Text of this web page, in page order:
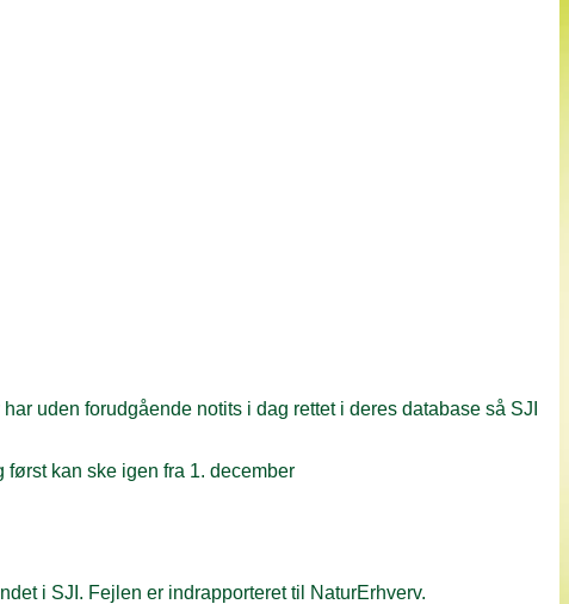
uden forudgående notits i dag rettet i deres database så SJI
kan ske igen fra 1. december
i SJI. Fejlen er indrapporteret til NaturErhverv.